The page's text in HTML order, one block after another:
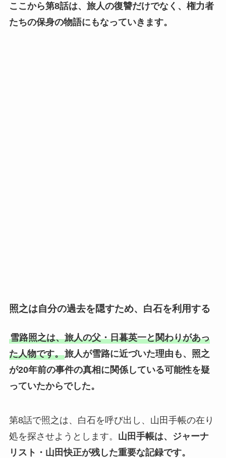
ここから第8話は、旅人の復讐だけでなく、権力者
たちの保身の物語にもなっていきます。
照之は自分の過去を隠すため、白石を利用する
雪路照之は、旅人の父・日暮英一と関わりがあっ
た人物です。旅人が雪路に近づいた理由も、照之
が20年前の事件の真相に関係している可能性を疑
っていたからでした。
第8話で照之は、白石を呼び出し、山田手帳の在り
処を探させようとします。 山田手帳は、ジャーナ
リスト・山田快正が残した重要な記録です。